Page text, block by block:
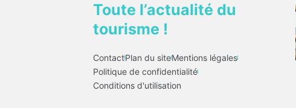
Toute l’actualité du
tourisme !
ContactPlan du siteMentions légales
Politique de confidentialité
Conditions d'utilisation